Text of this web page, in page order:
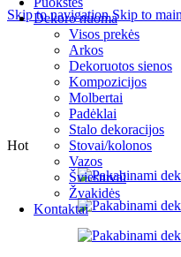
Skip to navigationSkip to
Dekoro nuoma
Visos prekės
Arkos
Dekoruotos sienos
Kompozicijos
Molbertai
Padėklai
Stalo dekoracijos
Stovai/kolonos
Vazos
Šviestuvai
Žvakidės
Kontaktai
Hot